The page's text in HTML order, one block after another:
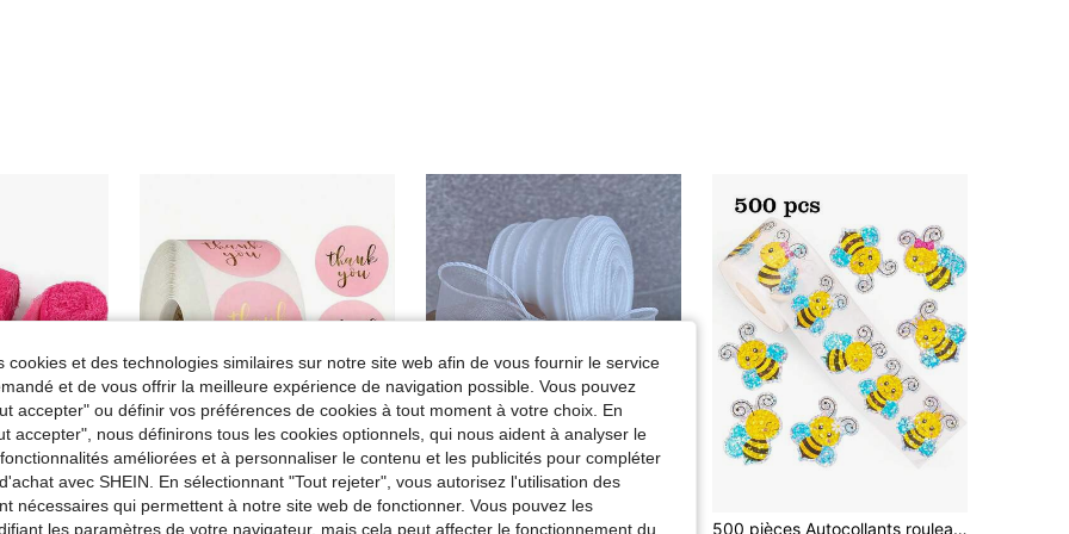
main pour emballage, vase floral, artisanat, anniversaire, fiançailles, mariage
Économiser 0,04€
-1% 500 pièces Étiquettes rondes roses en feuille de métal "Merci", pour sacs de bonbons, cadeaux de fleurs, boîtes à gâteaux, emballage de mariage Entrepôt UE 1 rouleau de 4,5/9/45/m de ruban d'organza blanc avec fil de fer, ruban de maille transparent. Ruban de soie de mousseline transparent et fin, convient pour la couture, l'emballage de cadeaux, l'artisanat, les bouquets de mariage, les invitations, la décoration
#1 BEST-SELLERS 500 pièces Autocollants rouleaux de graffiti d'animal de dessin animé d'abeille laser, récompense incitative, scrapbooking, bouteille d'eau, décoration DIY d'ordinateur, PVC auto-adhésif rentrée scolaire
cookies et des technologies similaires sur notre site web afin de vous fournir le service
et de vous offrir la meilleure expérience de navigation possible. Vous pouvez
accepter" ou définir vos préférences de cookies à tout moment à votre choix. En
accepter", nous définirons tous les cookies optionnels, qui nous aident à analyser le
améliorées et à personnaliser le contenu et les publicités pour compléter
avec SHEIN. En sélectionnant "Tout rejeter", vous autorisez l'utilisation des
nécessaires qui permettent à notre site web de fonctionner. Vous pouvez les
les paramètres de votre navigateur, mais cela peut affecter le fonctionnement du